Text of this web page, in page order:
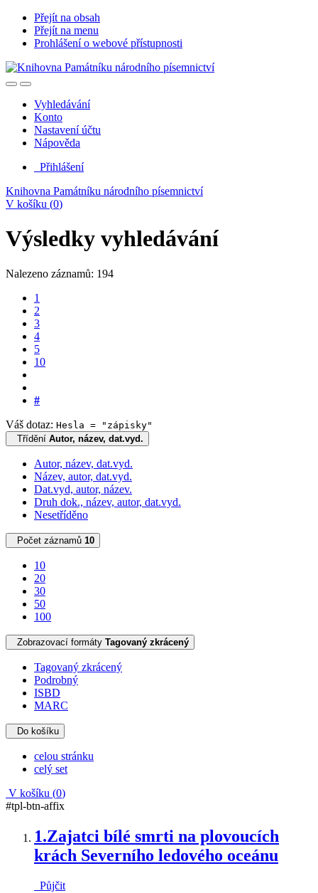
Přejít na obsah
Přejít na menu
Prohlášení o webové přístupnosti
Vyhledávání
Konto
Nastavení účtu
Nápověda
Přihlášení
Knihovna Památníku národního písemnictví
V košíku (0)
Výsledky vyhledávání
Nalezeno záznamů: 194
1
2
3
4
5
10
#
Váš dotaz: Hesla = "zápisky"
Třídění Autor, název, dat.vyd.
Autor, název, dat.vyd.
Název, autor, dat.vyd.
Dat.vyd, autor, název.
Druh dok., název, autor, dat.vyd.
Nesetříděno
Počet záznamů 10
10
20
30
50
100
Zobrazovací formáty Tagovaný zkrácený
Tagovaný zkrácený
Podrobný
ISBD
MARC
Do košíku
celou stránku
celý set
V košíku (0)
#tpl-btn-affix
1.Zajatci bílé smrti na plovoucích
krách Severního ledového oceánu
Půjčit